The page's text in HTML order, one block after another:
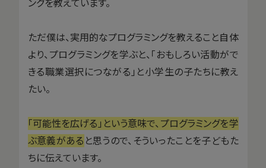
ただ僕は、実用的なプログラミングを教えること自体
より、プログラミングを学ぶと、「おもしろい活動がで
きる職業選択につながる」と小学生の子たちに教え
たい。
「可能性を広げる」という意味で、プログラミングを学
ぶ意義がある と思うので、そういったことを子どもた
ちに伝えています。